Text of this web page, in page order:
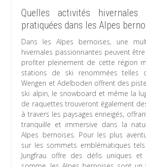
Quelles activités hivernales
pratiquées dans les Alpes
Dans les Alpes bernoises, une
hivernales passionnantes peuvent
profiter pleinement de cette région
stations de ski renommées telles
Wengen et Adelboden offrent des
ski alpin, le snowboard et même la
de raquettes trouveront également
à travers les paysages enneigés,
tranquille et immersive dans la
Alpes bernoises. Pour les plus
sur les sommets emblématiques tels
Jungfrau offre des défis uniques et